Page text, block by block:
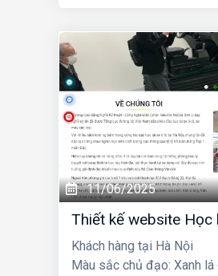
11/06/2025
Thiết kế website Học
Khách hàng tại Hà Nội
Màu sắc chủ đạo: Xanh lá